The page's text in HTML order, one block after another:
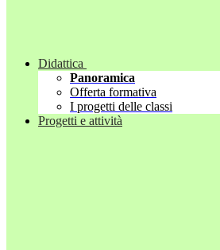
Didattica
Panoramica
Offerta formativa
I progetti delle classi
Progetti e attività